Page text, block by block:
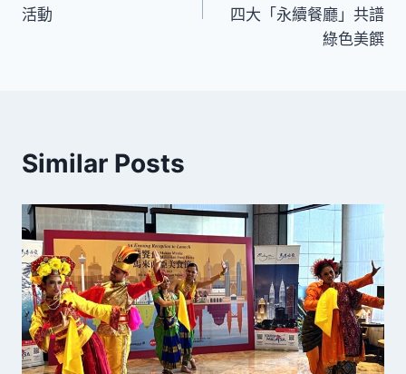
導
活動
四大「永續餐廳」共譜
綠色美饌
Similar Posts